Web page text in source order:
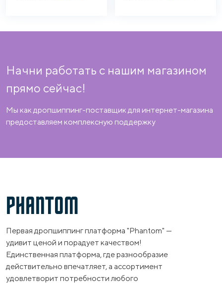
Начни работать с нашим магазином
прямо сейчас!
Мы как дропшиппинг-поставщик для интернет-магазина
предоставляем комплексную поддержку
PHANTOM
Первая дропшиппинг платформа "Phantom" —
удивит ценой и порадует качеством!
Единственная платформа, где разнообразие
действительно впечатляет, а ассортимент
удовлетворит потребности любого